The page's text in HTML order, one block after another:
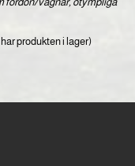
produkten i lager)